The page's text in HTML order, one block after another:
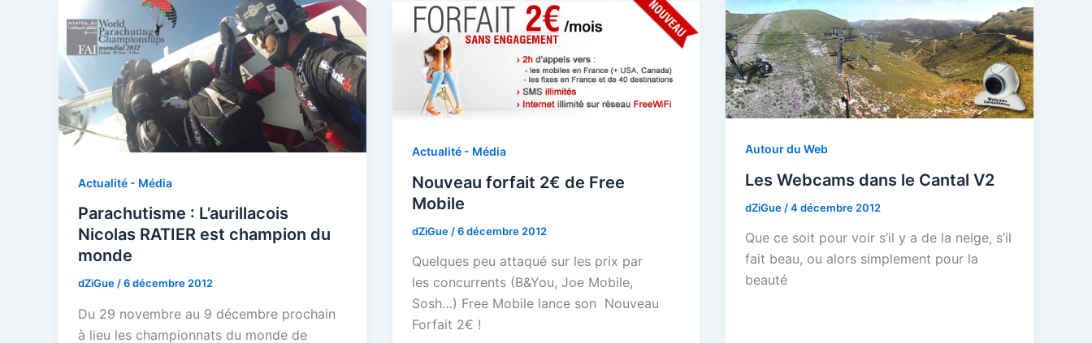
Actualité - Média
Parachutisme : L’aurillacois
Nicolas RATIER est champion du
monde
dZiGue/6 décembre 2012
Du 29 novembre au 9 décembre prochain
à lieu les championnats du monde de
Actualité - Média
Nouveau forfait 2€ de Free
Mobile
dZiGue /6 décembre 2012
Quelques peu attaqué sur les prix par
les concurrents (B&You, Joe Mobile,
Sosh…) Free Mobile lance son Nouveau
Forfait 2€ !
Autour du Web
Les Webcams dans le Cantal V2
dZiGue /4 décembre 2012
Que ce soit pour voir s’il y a de la neige, s’il
fait beau, ou alors simplement pour la
beauté